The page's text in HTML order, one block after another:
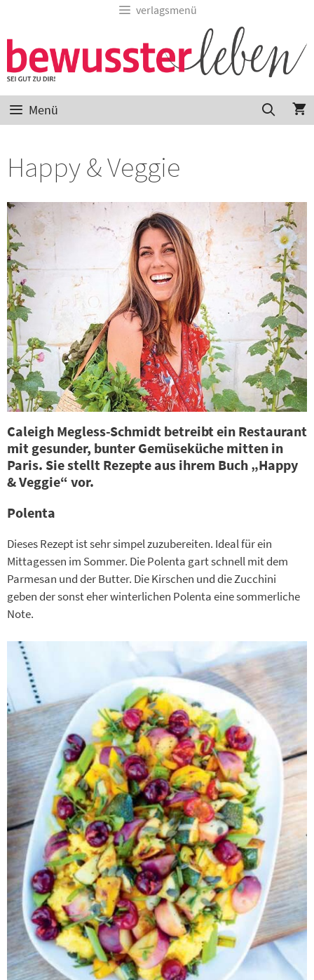
verlagsmenü
Menü
Happy & Veggie
Caleigh Megless-Schmidt betreibt ein Restaurant
mit gesunder, bunter Gemüseküche mitten in
Paris. Sie stellt Rezepte aus ihrem Buch „Happy
& Veggie“ vor.
Polenta
Dieses Rezept ist sehr simpel zuzubereiten. Ideal für ein
Mittagessen im Sommer. Die Polenta gart schnell mit dem
Parmesan und der Butter. Die Kirschen und die Zucchini
geben der sonst eher winterlichen Polenta eine sommerliche
Note.